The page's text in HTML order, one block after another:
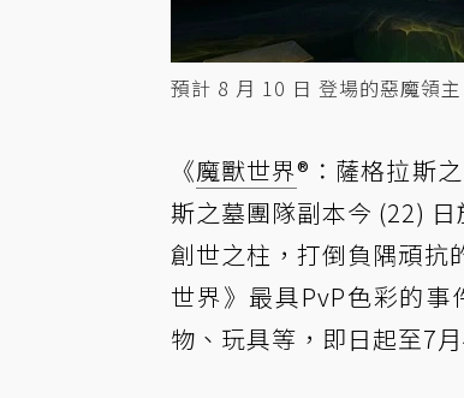
預計 8 月 10 日 登場的惡魔領
《魔獸世界®：薩格拉斯
斯之墓團隊副本今 (22)
創世之柱，打倒負隅頑抗
世界》最具PvP色彩的
物、玩具等，即日起至7